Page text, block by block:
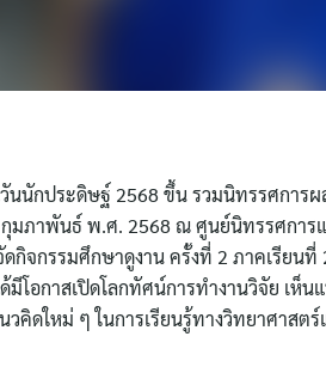
นนักประดิษฐ์ 2568 ขึ้น รวมนิทรรศการ
มภาพันธ์ พ.ศ. 2568 ณ ศูนย์นิทรรศการ
ดกิจกรรมศึกษาดูงาน ครั้งที่ 2 ภาคเรียน
อกาสเปิดโลกทัศน์การทำงานวิจัย เห็น
ดใหม่ ๆ ในการเรียนรู้ทางวิทยาศาสตร์